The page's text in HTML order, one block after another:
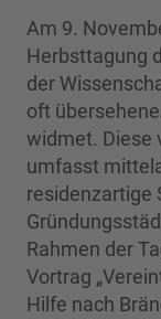
Am 9.
Herbsttagung
der
oft
widmet. Diese
umfasst
residenzartige
Rahmen der
Vortrag
Hilfe nach